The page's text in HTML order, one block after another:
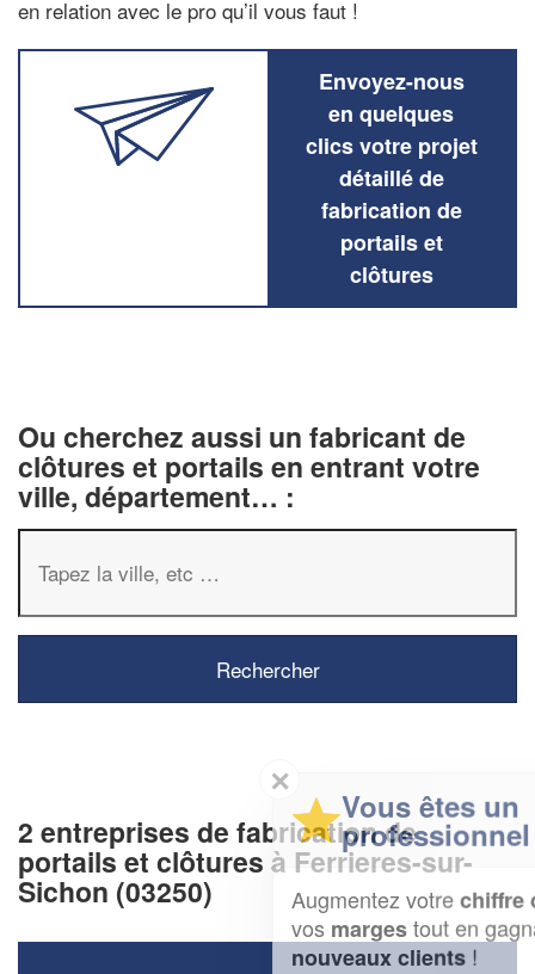
en relation avec le pro qu’il vous faut !
Envoyez-nous
en quelques
clics votre projet
détaillé de
fabrication de
portails et
clôtures
Ou cherchez aussi un fabricant de
clôtures et portails en entrant votre
ville, département… :
2 entreprises de fabrication de
portails et clôtures à Ferrieres-sur-
Sichon (03250)
Vous êtes un
professionnel ?
Augmentez votrechiffre d'affaireset
tout en gagnant de
nouveaux clients!